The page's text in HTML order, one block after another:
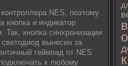
NES, поэтому
кнопка и индикатор
кнопка синхронизации
вынесен за
геймпад от NES
к любому